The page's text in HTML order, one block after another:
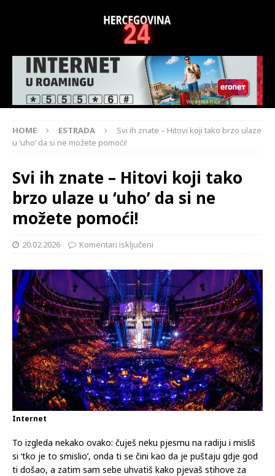
HOME ESTRADA
Svi ih znate – Hitovi koji tako brzo ulaze
u ‘uho’ da si ne možete pomoći!
Svi ih znate – Hitovi koji tako
brzo ulaze u ‘uho’ da si ne
možete pomoći!
20.02.2026 Komentari isključeni
Internet
To izgleda nekako ovako: čuješ neku pjesmu na radiju i misliš
si ‘tko je to smislio’, onda ti se čini kao da je puštaju gdje god
ti došao, a zatim sam sebe uhvatiš kako pjevaš stihove za